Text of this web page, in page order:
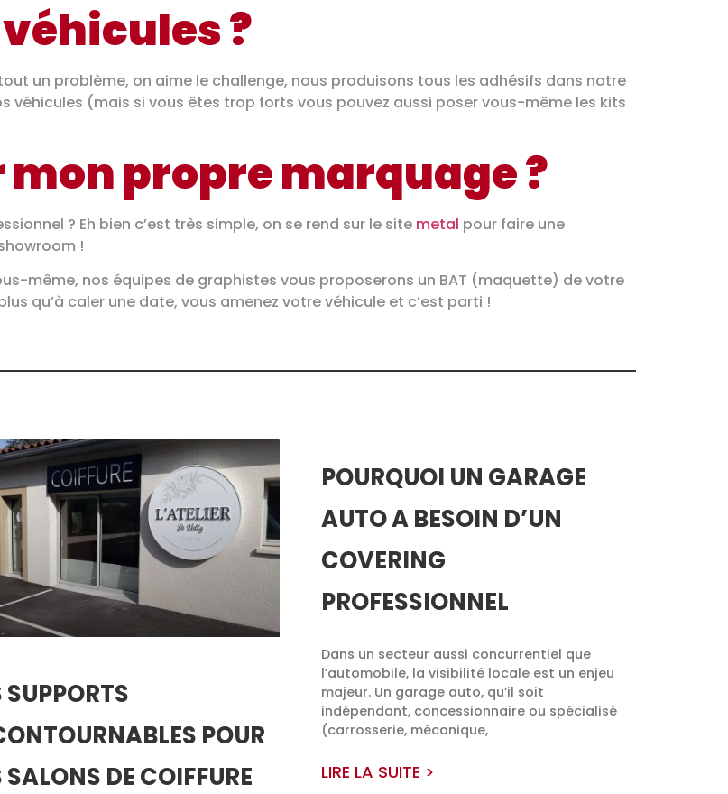
?
tout un problème, on aime le challenge, nous produisons tous les adhésifs dans notre
véhicules (mais si vous êtes trop forts vous pouvez aussi poser vous-même les kits
propre marquage ?
? Eh bien c’est très simple, on se rend sur le site metal pour faire une
!
même, nos équipes de graphistes vous proposerons un BAT (maquette) de votre
qu’à caler une date, vous amenez votre véhicule et c’est parti !
SUPPORTS
POUR
SALONS DE COIFFURE
POURQUOI UN GARAGE
AUTO A BESOIN D’UN
COVERING
PROFESSIONNEL
Dans un secteur aussi concurrentiel que
l’automobile, la visibilité locale est un enjeu
majeur. Un garage auto, qu’il soit
indépendant, concessionnaire ou spécialisé
(carrosserie, mécanique,
LIRE LA SUITE >